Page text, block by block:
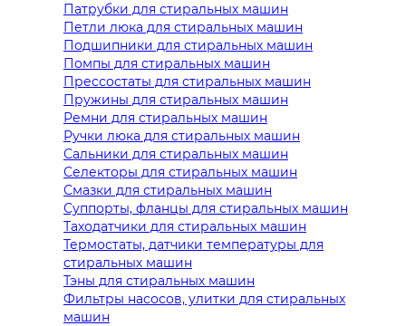
Патрубки для стиральных машин
Петли люка для стиральных машин
Подшипники для стиральных машин
Помпы для стиральных машин
Прессостаты для стиральных машин
Пружины для стиральных машин
Ремни для стиральных машин
Ручки люка для стиральных машин
Сальники для стиральных машин
Селекторы для стиральных машин
Смазки для стиральных машин
Суппорты, фланцы для стиральных машин
Таходатчики для стиральных машин
Термостаты, датчики температуры для
стиральных машин
Тэны для стиральных машин
Фильтры насосов, улитки для стиральных
машин